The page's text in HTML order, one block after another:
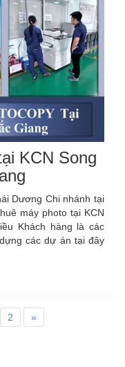
KCN Song
Dương Chi nhánh tại
máy photo tại KCN
Khách hàng là các
các dự án tại đây
2 »